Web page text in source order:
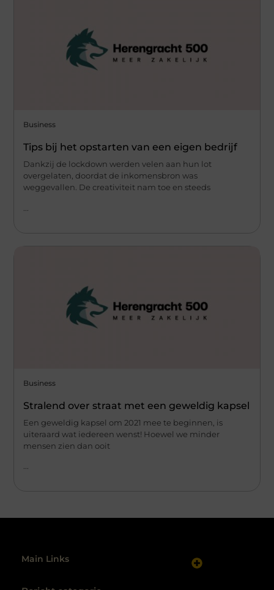
Business
Tips bij het opstarten van een eigen bedrijf
Dankzij de lockdown werden velen aan hun lot
overgelaten, doordat de inkomensbron was
weggevallen. De creativiteit nam toe en steeds
Business
Stralend over straat met een geweldig kapsel
Een geweldig kapsel om 2021 mee te beginnen, is
uiteraard wat iedereen wenst! Hoewel we minder
mensen zien dan ooit
Main Links